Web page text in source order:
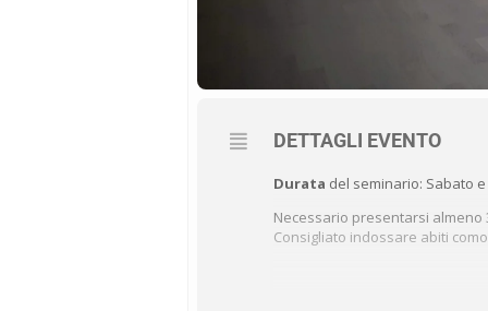
DETTAGLI EVENTO
Durata del seminario: Sabato e
Necessario presentarsi almeno
Consigliato indossare abiti